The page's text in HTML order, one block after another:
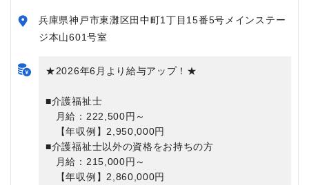
兵庫県神戸市東灘区田中町1丁目15番5号メインステー
ジ本山601号室
★2026年6月より給与アップ！★
■介護福祉士
月給：222,500円～
【年収例】2,950,000円
■介護福祉士以外の資格をお持ちの方
月給：215,000円～
【年収例】2,860,000円